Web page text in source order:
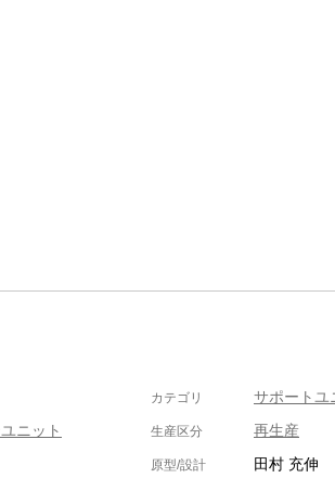
カテゴリ サポートユ
ニット 生産区分 再生産
原型/設計 田村 充伸